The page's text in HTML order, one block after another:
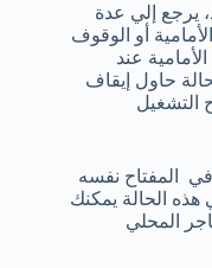
يرجع إلي عدة
أو الوقوف
عند
حاول إيقاف
التشغيل
المفتاح نفسه
الحالة يمكنك
المحلي